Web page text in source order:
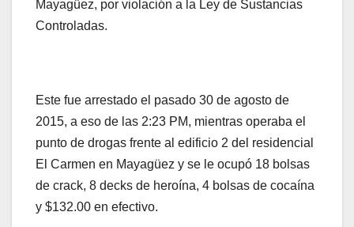
Mayagüez, por violación a la Ley de Sustancias
Controladas.
Este fue arrestado el pasado 30 de agosto de
2015, a eso de las 2:23 PM, mientras operaba el
punto de drogas frente al edificio 2 del residencial
El Carmen en Mayagüez y se le ocupó 18 bolsas
de crack, 8 decks de heroína, 4 bolsas de cocaína
y $132.00 en efectivo.